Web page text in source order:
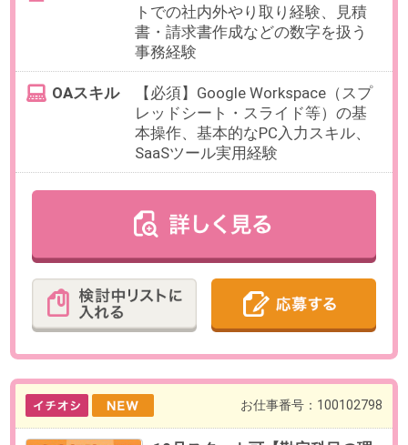
【必須】PC入力経験
【完全在宅】週5日×残業なし＊広
告代理店でSEOコラムの編集・ラ
最寄り駅 恵比寿駅 徒歩10分 / 広尾駅
徒歩11分